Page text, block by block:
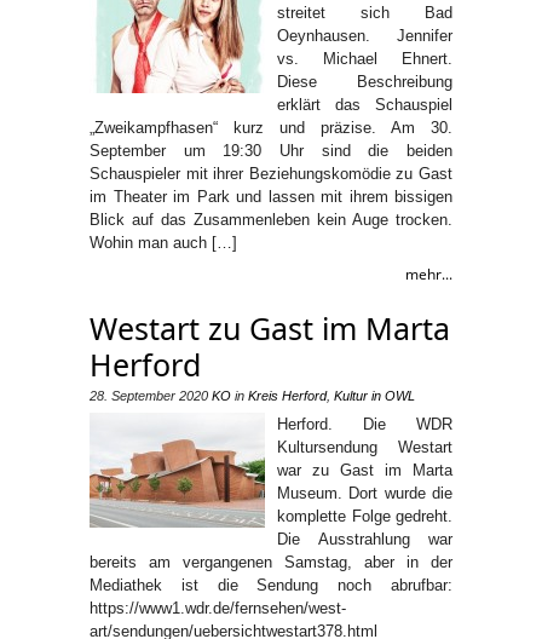
streitet sich Bad
Oeynhausen. Jennifer
vs. Michael Ehnert.
Diese Beschreibung
erklärt das Schauspiel
„Zweikampfhasen“ kurz und präzise. Am 30.
September um 19:30 Uhr sind die beiden
Schauspieler mit ihrer Beziehungskomödie zu Gast
im Theater im Park und lassen mit ihrem bissigen
Blick auf das Zusammenleben kein Auge trocken.
Wohin man auch […]
mehr...
Westart zu Gast im Marta
Herford
28. September 2020 KO in Kreis Herford, Kultur in OWL
Herford. Die WDR
Kultursendung Westart
war zu Gast im Marta
Museum. Dort wurde die
komplette Folge gedreht.
Die Ausstrahlung war
bereits am vergangenen Samstag, aber in der
Mediathek ist die Sendung noch abrufbar:
https://www1.wdr.de/fernsehen/west-
art/sendungen/uebersichtwestart378.html